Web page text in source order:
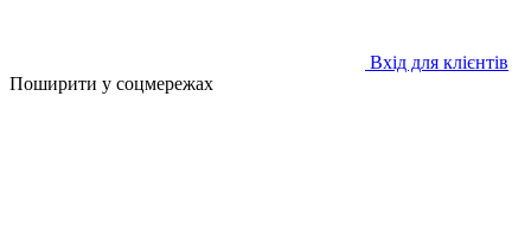
Вхід для клієнтів
Поширити у соцмережах